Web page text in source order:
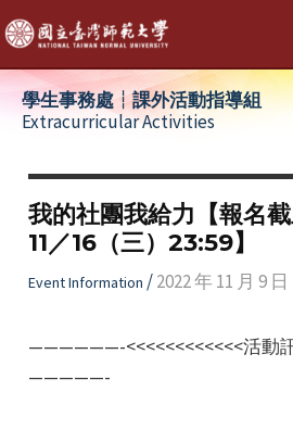
Skip
to
content
學生事務處┆課外活動指導組
Extracurricular Activities
我的社團我給力【報名
11／16（三）23:59】
Event Information /2022 年 11 月 9 日
——————-<<<<<<<<<<<<活動訊
—————-